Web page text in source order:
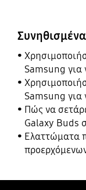
Samsung για
με τους
άλλες επαφές
Samsung για
Πώς να
Galaxy Buds
Ελαττώματα